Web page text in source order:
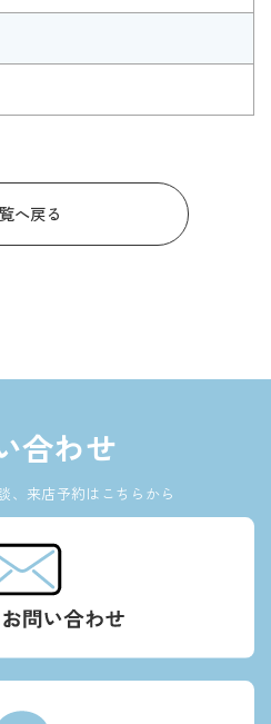
へ戻る
合わせ
、来店予約はこちらから